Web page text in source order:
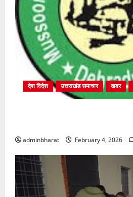
देश विदेश उत्तराखंड समाचार खबर
adminbharat February 4, 2026